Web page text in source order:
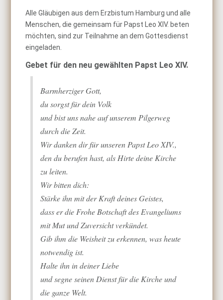
Alle Gläubigen aus dem Erzbistum Hamburg und alle
Menschen, die gemeinsam für Papst Leo XIV. beten
möchten, sind zur Teilnahme an dem Gottesdienst
eingeladen.
Gebet für den neu gewählten Papst Leo XIV.
Barmherziger Gott,
du sorgst für dein Volk
und bist uns nahe auf unserem Pilgerweg
durch die Zeit.
Wir danken dir für unseren Papst Leo XIV.,
den du berufen hast, als Hirte deine Kirche
zu leiten.
Wir bitten dich:
Stärke ihn mit der Kraft deines Geistes,
dass er die Frohe Botschaft des Evangeliums
mit Mut und Zuversicht verkündet.
Gib ihm die Weisheit zu erkennen, was heute
notwendig ist.
Halte ihn in deiner Liebe
und segne seinen Dienst für die Kirche und
die ganze Welt.